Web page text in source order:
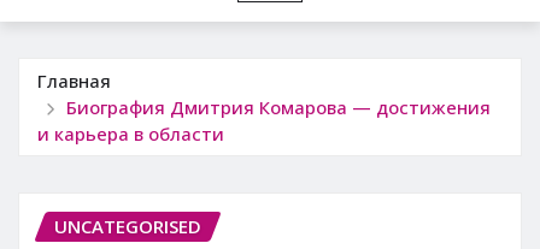
Главная
Биография Дмитрия Комарова — достижения
и карьера в области
UNCATEGORISED